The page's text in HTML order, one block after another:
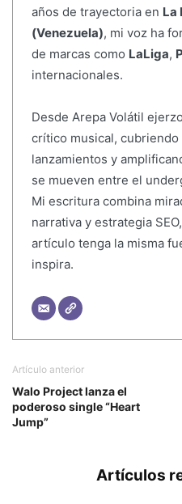
años de trayectoria en La
(Venezuela), mi voz ha
de marcas como LaLiga,
internacionales.
Desde Arepa Volátil
crítico musical,
lanzamientos y
se mueven entre el
Mi escritura combina
narrativa y estrategia
artículo tenga la misma
inspira.
Artículo anterior
Walo Project lanza el
poderoso single “Heart
Jump”
Artículos